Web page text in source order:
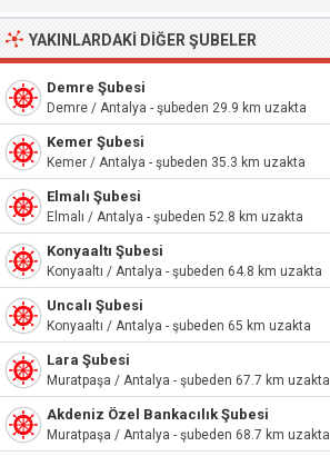
YAKINLARDAKI DIĞER ŞUBELER
Demre Şubesi
Demre / Antalya - şubeden 29.9 km uzakta
Kemer Şubesi
Kemer / Antalya - şubeden 35.3 km uzakta
Elmalı Şubesi
Elmalı / Antalya - şubeden 52.8 km uzakta
Konyaaltı Şubesi
Konyaaltı / Antalya - şubeden 64.8 km uzakta
Uncalı Şubesi
Konyaaltı / Antalya - şubeden 65 km uzakta
Lara Şubesi
Muratpaşa / Antalya - şubeden 67.7 km uzakta
Akdeniz Özel Bankacılık Şubesi
Muratpaşa / Antalya - şubeden 68.7 km uzakta